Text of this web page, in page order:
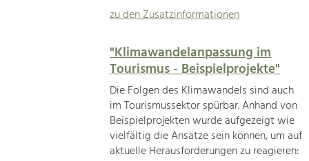
zu den Zusatzinformationen
"Klimawandelanpassung im
Tourismus - Beispielprojekte"
Die Folgen des Klimawandels sind auch
im Tourismussektor spürbar. Anhand von
Beispielprojekten wurde aufgezeigt wie
vielfältig die Ansätze sein können, um auf
aktuelle Herausforderungen zu reagieren: